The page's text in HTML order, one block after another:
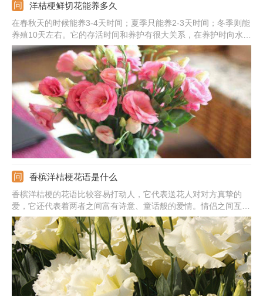
洋桔梗鲜切花能养多久
在春秋天的时候能养3-4天时间；夏季只能养2-3天时间；冬季则能
养殖10天左右。它的存活时间和养护有很大关系，在养护时向水中
加一些阿司匹林，并做好换水和清洁工作，就能延长养殖时间。
香槟洋桔梗花语是什么
香槟洋桔梗的花语比较容易打动人，它代表送花人对对方真挚的
爱，它还代表着两者之间富有诗意、童话般的爱情。情侣之间互送
这种花，有很好的寓意，对方很容易就能感觉到你对她满满的爱。